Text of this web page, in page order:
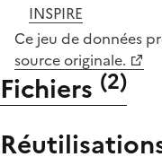
INSPIRE
Ce jeu de données
source originale.
Fichiers (2)